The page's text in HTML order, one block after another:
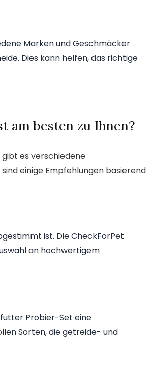
Marken und Geschmäcker
Dies kann helfen, das richtige
am besten zu Ihnen?
gibt es verschiedene
einige Empfehlungen basierend
ist. Die CheckForPet
an hochwertigem
Probier-Set eine
Sorten, die getreide- und